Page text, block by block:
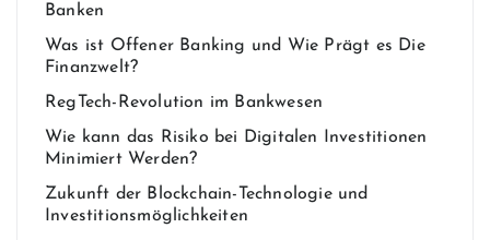
Banken
Was ist Offener Banking und Wie Prägt es Die
Finanzwelt?
RegTech-Revolution im Bankwesen
Wie kann das Risiko bei Digitalen Investitionen
Minimiert Werden?
Zukunft der Blockchain-Technologie und
Investitionsmöglichkeiten